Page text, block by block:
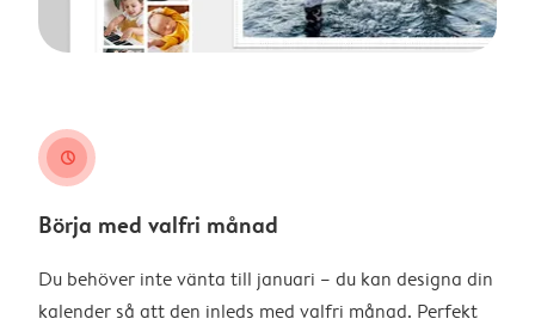
clock
Börja med valfri månad
Du behöver inte vänta till januari – du kan designa din
kalender så att den inleds med valfri månad. Perfekt